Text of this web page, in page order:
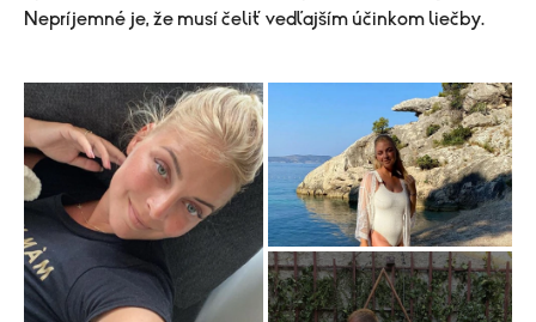
Nepríjemné je, že musí čeliť vedľajším účinkom liečby.